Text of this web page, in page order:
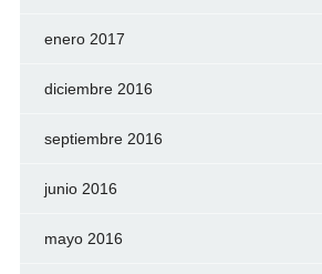
enero 2017
diciembre 2016
septiembre 2016
junio 2016
mayo 2016